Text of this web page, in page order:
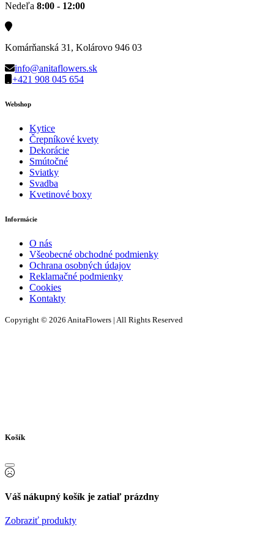
Nedeľa 8:00 - 12:00
Komárňanská 31, Kolárovo 946 03
info@anitaflowers.sk
+421 908 045 654
Webshop
Kytice
Črepníkové kvety
Dekorácie
Smútočné
Sviatky
Svadba
Kvetinové boxy
Informácie
O nás
Všeobecné obchodné podmienky
Ochrana osobných údajov
Reklamačné podmienky
Cookies
Kontakty
Copyright © 2026 AnitaFlowers | All Rights Reserved
Košík
Váš nákupný košík je zatiaľ prázdny
Zobraziť produkty